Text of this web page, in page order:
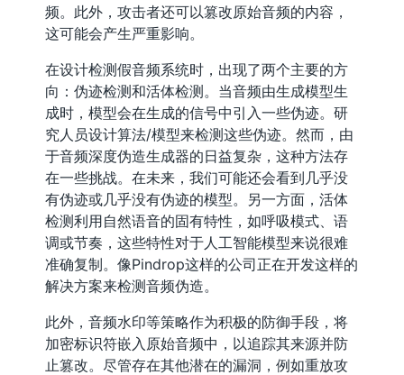
频。此外，攻击者还可以篡改原始音频的内容，
这可能会产生严重影响。
在设计检测假音频系统时，出现了两个主要的方
向：伪迹检测和活体检测。当音频由生成模型生
成时，模型会在生成的信号中引入一些伪迹。研
究人员设计算法/模型来检测这些伪迹。然而，由
于音频深度伪造生成器的日益复杂，这种方法存
在一些挑战。在未来，我们可能还会看到几乎没
有伪迹或几乎没有伪迹的模型。另一方面，活体
检测利用自然语音的固有特性，如呼吸模式、语
调或节奏，这些特性对于人工智能模型来说很难
准确复制。像Pindrop这样的公司正在开发这样的
解决方案来检测音频伪造。
此外，音频水印等策略作为积极的防御手段，将
加密标识符嵌入原始音频中，以追踪其来源并防
止篡改。尽管存在其他潜在的漏洞，例如重放攻